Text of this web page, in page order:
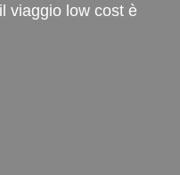
viaggio low cost è